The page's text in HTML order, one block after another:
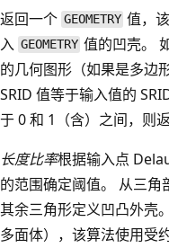
返回一个 GEOMETRY 值，
入 GEOMETRY 值的凹壳。
的几何图形（如果是多边
SRID 值等于输入值的
于 0 和 1（含）之间，则返
长度比率根据输入点
的范围确定阈值。 从三角
其余三角形定义凹凸外壳
多面体），该算法使用受